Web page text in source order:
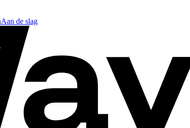
Aan de slag